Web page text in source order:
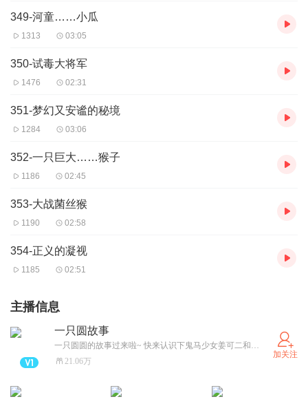
349-河童……小瓜
1313 03:05
350-试毒大将军
1476 02:31
351-梦幻又安谧的秘境
1284 03:06
352-一只巨大……猴子
1186 02:45
353-大战菌丝猴
1190 02:58
354-正义的凝视
1185 02:51
主播信息
一只圆故事
一只圆圆的故事过来啦~ 快来认识下鬼马少女姜可二和高冷学霸薛定一吧！
21.06万
加关注